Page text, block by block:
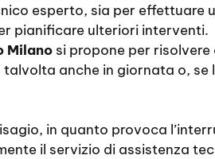
esperto, sia per effettuare
pianificare ulteriori interventi.
Milano si propone per
anche in giornata o, se
in quanto provoca
il servizio di assistenza